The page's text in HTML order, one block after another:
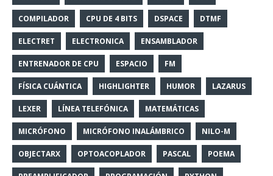
COMPILADOR CPU DE 4 BITS DSPACE DTMF
ELECTRET ELECTRONICA ENSAMBLADOR
ENTRENADOR DE CPU ESPACIO FM
FÍSICA CUÁNTICA HIGHLIGHTER HUMOR LAZARUS
LEXER LÍNEA TELEFÓNICA MATEMÁTICAS
MICRÓFONO MICRÓFONO INALÁMBRICO NILO-M
OBJECTARX OPTOACOPLADOR PASCAL POEMA